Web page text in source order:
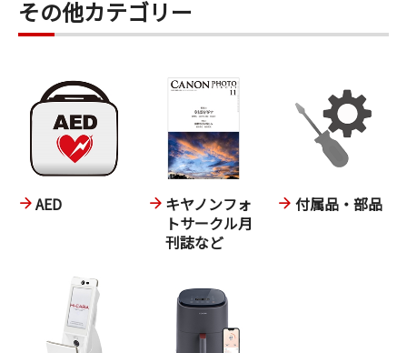
その他カテゴリー
AED
キヤノンフォ
トサークル月
刊誌など
付属品・部品